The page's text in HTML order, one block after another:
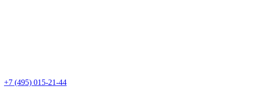
+7 (495) 015-21-44